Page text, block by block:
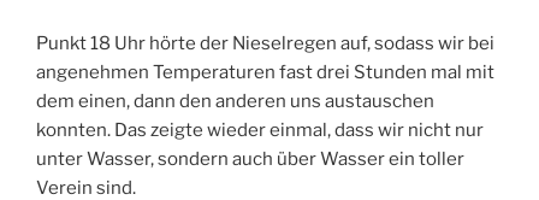
Punkt 18 Uhr hörte der Nieselregen auf, sodass wir bei
angenehmen Temperaturen fast drei Stunden mal mit
dem einen, dann den anderen uns austauschen
konnten. Das zeigte wieder einmal, dass wir nicht nur
unter Wasser, sondern auch über Wasser ein toller
Verein sind.